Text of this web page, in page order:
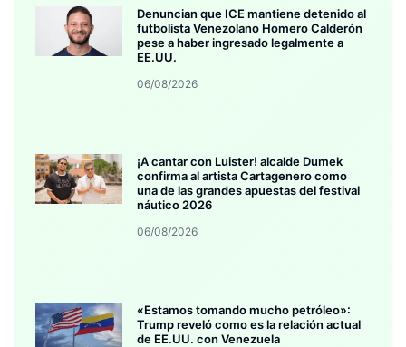
Denuncian que ICE mantiene detenido al
futbolista Venezolano Homero Calderón
pese a haber ingresado legalmente a
EE.UU.
06/08/2026
¡A cantar con Luister! alcalde Dumek
confirma al artista Cartagenero como
una de las grandes apuestas del festival
náutico 2026
06/08/2026
«Estamos tomando mucho petróleo»:
Trump reveló como es la relación actual
de EE.UU. con Venezuela